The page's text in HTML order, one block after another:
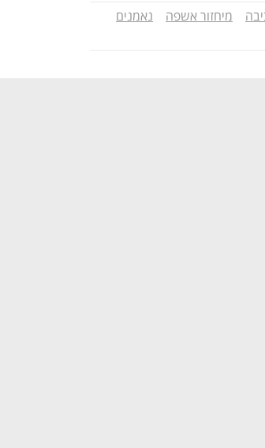
מיחזור אשפה
נאמנים